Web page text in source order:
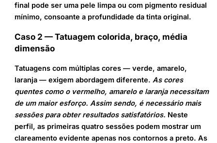
final pode ser uma pele limpa ou com pigmento residual
mínimo, consoante a profundidade da tinta original.
Caso 2 — Tatuagem colorida, braço, média
dimensão
Tatuagens com múltiplas cores — verde, amarelo,
laranja — exigem abordagem diferente.As cores
quentes como o vermelho, amarelo e laranja necessitam
de um maior esforço. Assim sendo, é necessário mais
sessões para obter resultados satisfatórios. Neste
perfil, as primeiras quatro sessões podem mostrar um
clareamento evidente apenas nos contornos a preto. As